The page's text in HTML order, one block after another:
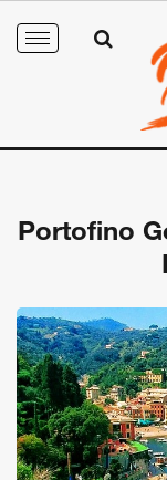
Toggle
Portofino